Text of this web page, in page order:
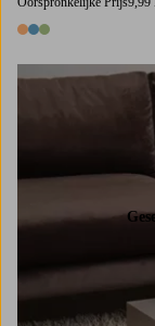
3 kleuren